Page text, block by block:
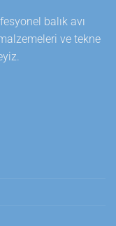
balık avı
ve tekne